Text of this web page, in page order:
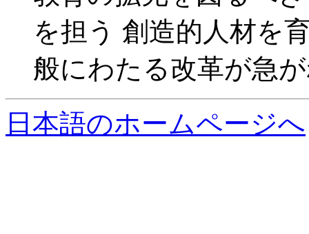
を担う 創造的人材を
般にわたる改革が急
日本語のホームページへ